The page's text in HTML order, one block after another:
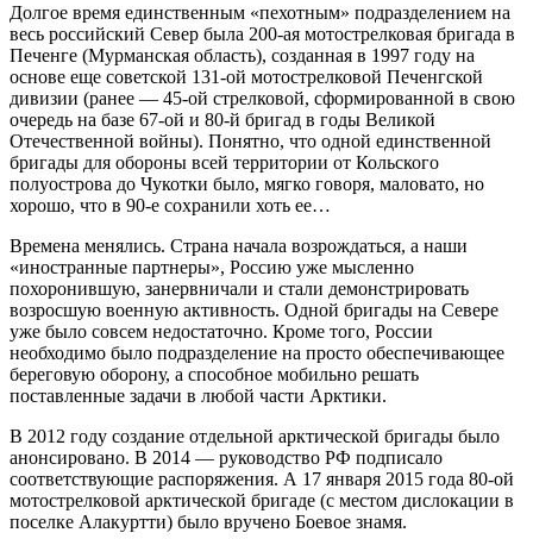
Долгое время единственным «пехотным» подразделением на
весь российский Север была 200-ая мотострелковая бригада в
Печенге (Мурманская область), созданная в 1997 году на
основе еще советской 131-ой мотострелковой Печенгской
дивизии (ранее — 45-ой стрелковой, сформированной в свою
очередь на базе 67-ой и 80-й бригад в годы Великой
Отечественной войны). Понятно, что одной единственной
бригады для обороны всей территории от Кольского
полуострова до Чукотки было, мягко говоря, маловато, но
хорошо, что в 90-е сохранили хоть ее…
Времена менялись. Страна начала возрождаться, а наши
«иностранные партнеры», Россию уже мысленно
похоронившую, занервничали и стали демонстрировать
возросшую военную активность. Одной бригады на Севере
уже было совсем недостаточно. Кроме того, России
необходимо было подразделение на просто обеспечивающее
береговую оборону, а способное мобильно решать
поставленные задачи в любой части Арктики.
В 2012 году создание отдельной арктической бригады было
анонсировано. В 2014 — руководство РФ подписало
соответствующие распоряжения. А 17 января 2015 года 80-ой
мотострелковой арктической бригаде (с местом дислокации в
поселке Алакуртти) было вручено Боевое знамя.